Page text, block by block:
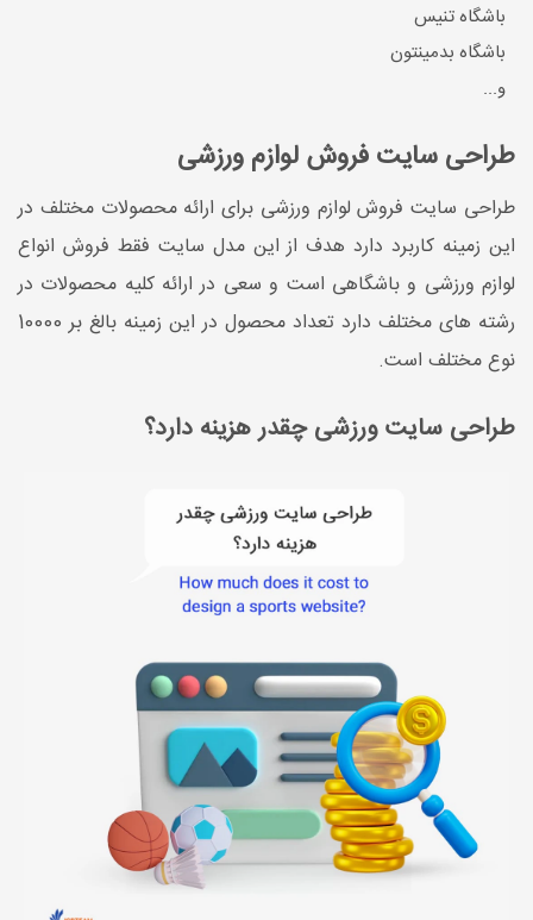
باشگاه تنیس
باشگاه بدمینتون
و...
طراحی سایت فروش لوازم ورزشی
طراحی سایت فروش لوازم ورزشی برای ارائه محصولات مختلف در
این زمینه کاربرد دارد هدف از این مدل سایت فقط فروش انواع
لوازم ورزشی و باشگاهی است و سعی در ارائه کلیه محصولات در
رشته های مختلف دارد تعداد محصول در این زمینه بالغ بر 10000
نوع مختلف است.
طراحی سایت ورزشی چقدر هزینه دارد؟